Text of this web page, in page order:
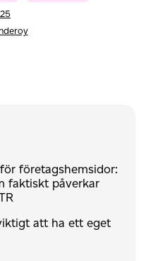
företagshemsidor:
faktiskt påverkar
att ha ett eget